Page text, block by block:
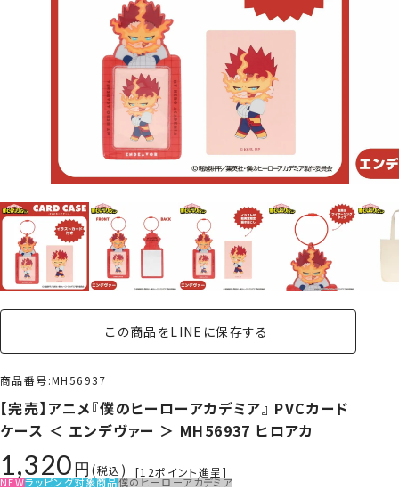
この商品をLINEに保存する
商品番号 MH56937
【完売】アニメ『僕のヒーローアカデミア』 PVCカード
ケース ＜ エンデヴァー ＞ MH56937 ヒロアカ
1,320 税込 [12ポイント進呈]
NEWラッピング対象商品僕のヒーローアカデミア